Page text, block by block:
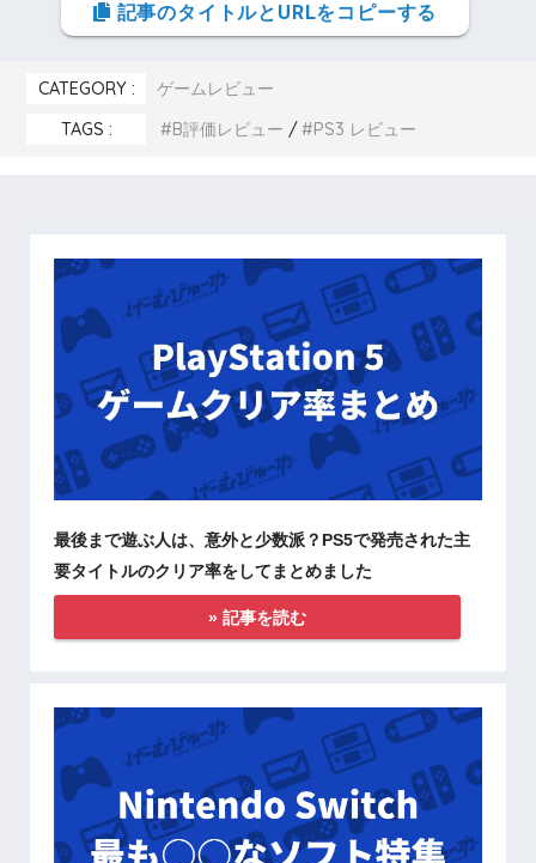
記事のタイトルとURLをコピーする
CATEGORY :
ゲームレビュー
TAGS :
B評価レビュー PS3 レビュー
最後まで遊ぶ人は、意外と少数派？PS5で発売された主
要タイトルのクリア率をしてまとめました
» 記事を読む